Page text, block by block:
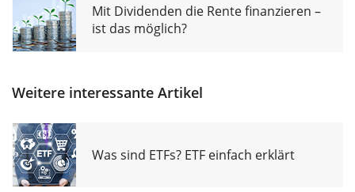
Mit Dividenden die Rente finanzieren –
ist das möglich?
Weitere interessante Artikel
Was sind ETFs? ETF einfach erklärt